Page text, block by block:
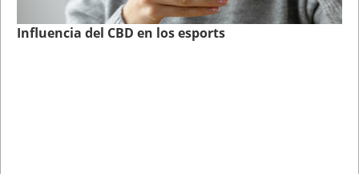
Influencia del CBD en los esports